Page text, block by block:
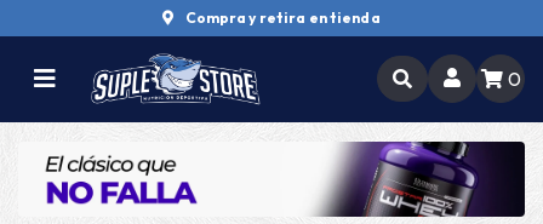
Compra y retira en tienda
0